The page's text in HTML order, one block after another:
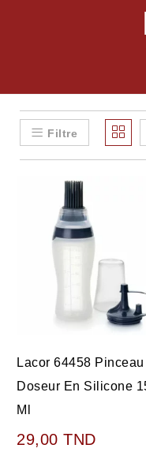
Filtre
Lacor 64458 Pinceau
Doseur En Silicone
Ml
29,00TND